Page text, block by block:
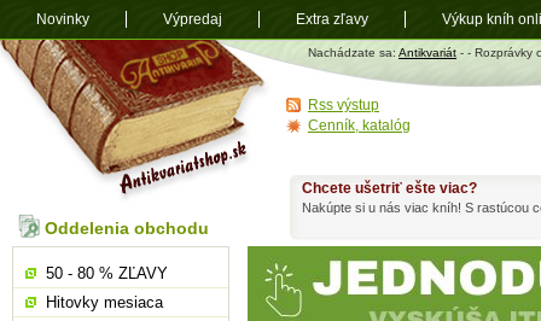
Antikvariát
shop.sk
Nachádzate sa: Antikvariát - - Rozprávky
Chcete ušetriť ešte viac?
Nakúpte si u nás viac kníh! S rastúcou
Oddelenia obchodu
50 - 80 % ZĽAVY
Hitovky mesiaca
Rss výstup
Cenník, katalóg
Novinky Výpredaj Extra zľavy Výkup kníh